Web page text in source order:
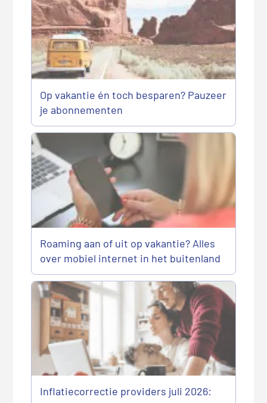
Op vakantie én toch besparen? Pauzeer
je abonnementen
Roaming aan of uit op vakantie? Alles
over mobiel internet in het buitenland
Inflatiecorrectie providers juli 2026: